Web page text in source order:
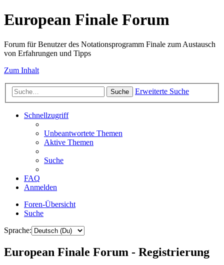
European Finale Forum
Forum für Benutzer des Notationsprogramm Finale zum Austausch
von Erfahrungen und Tipps
Zum Inhalt
Suche Erweiterte Suche
Schnellzugriff
Unbeantwortete Themen
Aktive Themen
Suche
FAQ
Anmelden
Foren-Übersicht
Suche
Sprache:
European Finale Forum - Registrierung